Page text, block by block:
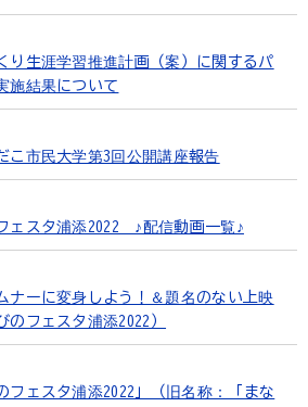
り生涯学習推進計画（案）に関するパ
施結果について
こ市民大学第3回公開講座報告
ェスタ浦添2022 ♪配信動画一覧♪
ナーに変身しよう！＆題名のない上映
フェスタ浦添2022）
フェスタ浦添2022」（旧名称：「まな